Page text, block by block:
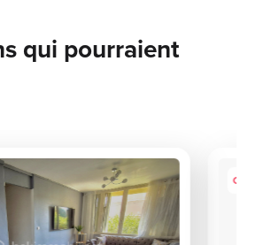
qui pourraient